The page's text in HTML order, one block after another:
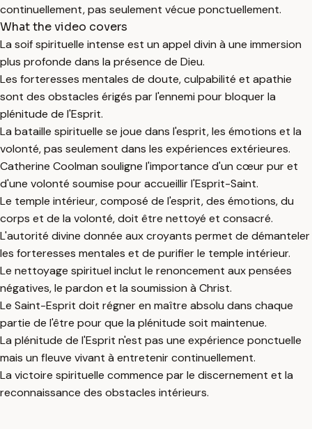
continuellement, pas seulement vécue ponctuellement.
What the video covers
La soif spirituelle intense est un appel divin à une immersion
plus profonde dans la présence de Dieu.
Les forteresses mentales de doute, culpabilité et apathie
sont des obstacles érigés par l'ennemi pour bloquer la
plénitude de l'Esprit.
La bataille spirituelle se joue dans l'esprit, les émotions et la
volonté, pas seulement dans les expériences extérieures.
Catherine Coolman souligne l'importance d'un cœur pur et
d'une volonté soumise pour accueillir l'Esprit-Saint.
Le temple intérieur, composé de l'esprit, des émotions, du
corps et de la volonté, doit être nettoyé et consacré.
L'autorité divine donnée aux croyants permet de démanteler
les forteresses mentales et de purifier le temple intérieur.
Le nettoyage spirituel inclut le renoncement aux pensées
négatives, le pardon et la soumission à Christ.
Le Saint-Esprit doit régner en maître absolu dans chaque
partie de l'être pour que la plénitude soit maintenue.
La plénitude de l'Esprit n'est pas une expérience ponctuelle
mais un fleuve vivant à entretenir continuellement.
La victoire spirituelle commence par le discernement et la
reconnaissance des obstacles intérieurs.